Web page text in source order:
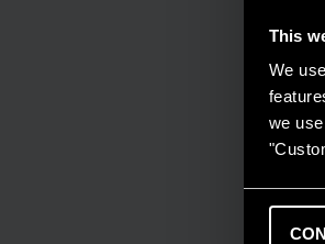
This
We
we